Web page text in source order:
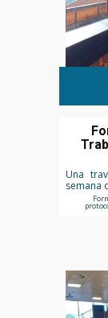
Una
semana